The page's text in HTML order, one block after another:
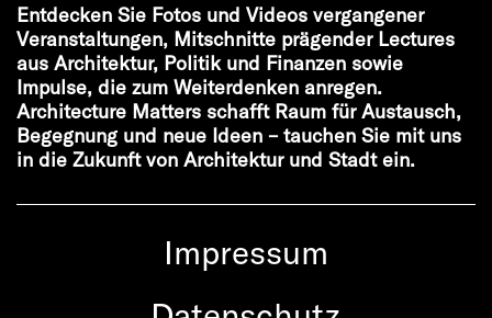
Entdecken Sie Fotos und Videos vergangener
Veranstaltungen, Mitschnitte prägender Lectures
aus Architektur, Politik und Finanzen sowie
Impulse, die zum Weiterdenken anregen.
Architecture Matters schafft Raum für Austausch,
Begegnung und neue Ideen – tauchen Sie mit uns
in die Zukunft von Architektur und Stadt ein.
Impressum